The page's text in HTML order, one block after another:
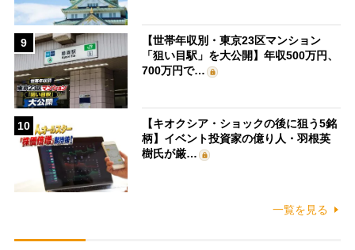
9
【世帯年収別・東京23区マンション
「狙い目駅」を大公開】年収500万円、
700万円で…
10
【キオクシア・ショックの後に狙う5銘
柄】イベント投資家の億り人・羽根英
樹氏が厳…
一覧を見る